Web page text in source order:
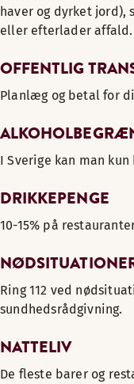
haver og dyrket jord),
eller efterlader affald.
OFFENTLIG
Planlæg og betal for
I Sverige kan man
DRIKKEPENGE
10-15% på
Ring 112 ved
sundhedsrådgivning.
NATTELIV
De fleste barer og